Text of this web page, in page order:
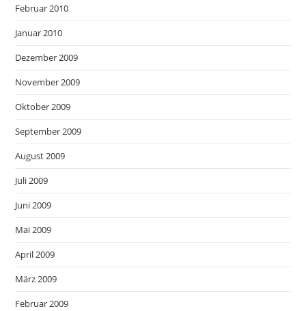
Februar 2010
Januar 2010
Dezember 2009
November 2009
Oktober 2009
September 2009
August 2009
Juli 2009
Juni 2009
Mai 2009
April 2009
März 2009
Februar 2009